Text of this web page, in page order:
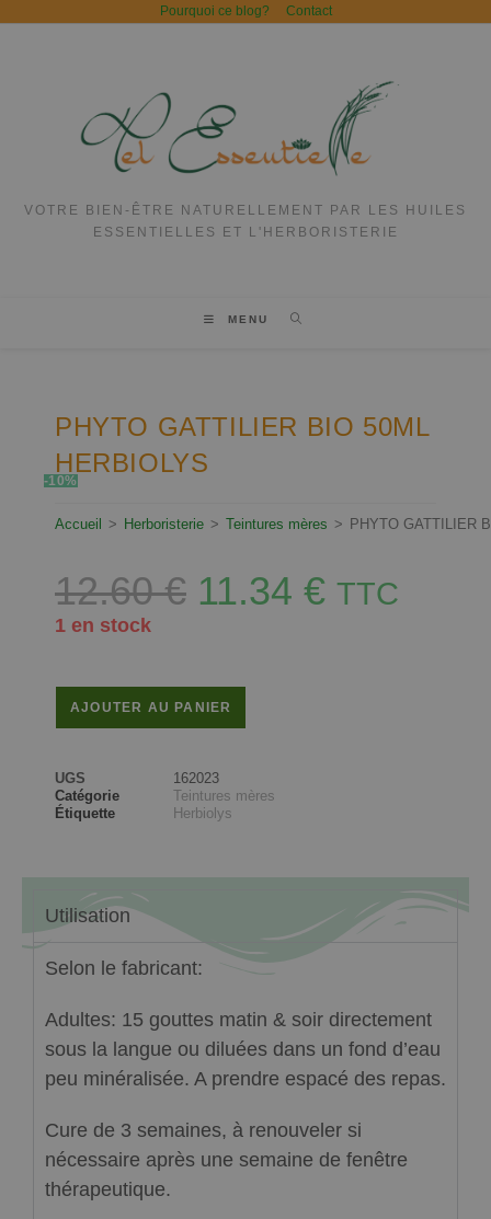
Pourquoi ce blog? Contact
VOTRE BIEN-ÊTRE NATURELLEMENT PAR LES HUILES
ESSENTIELLES ET L'HERBORISTERIE
MENU
-10%
PHYTO GATTILIER BIO 50ML
HERBIOLYS
Accueil > Herboristerie > Teintures mères > PHYTO GATTILIER
12.60€ 11.34 € TTC
1 en stock
AJOUTER AU PANIER
UGS
162023
Catégorie
Teintures mères
Étiquette
Herbiolys
Utilisation
Selon le fabricant:
Adultes: 15 gouttes matin & soir directement
sous la langue ou diluées dans un fond d’eau
peu minéralisée. A prendre espacé des repas.
Cure de 3 semaines, à renouveler si
nécessaire après une semaine de fenêtre
thérapeutique.